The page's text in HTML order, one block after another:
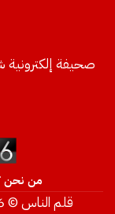
صحيفة إلكترونية
من نحن